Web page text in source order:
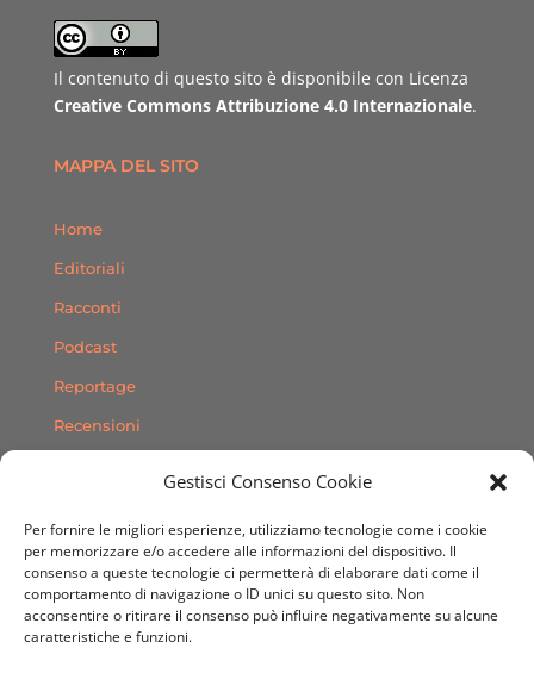
Gestisci Consenso Cookie
Per fornire le migliori esperienze, utilizziamo tecnologie come i cookie
per memorizzare e/o accedere alle informazioni del dispositivo. Il
consenso a queste tecnologie ci permetterà di elaborare dati come il
comportamento di navigazione o ID unici su questo sito. Non
acconsentire o ritirare il consenso può influire negativamente su alcune
caratteristiche e funzioni.
Il contenuto di questo sito è disponibile con Licenza
Creative Commons Attribuzione 4.0 Internazionale.
MAPPA DEL SITO
Home
Editoriali
Racconti
Podcast
Reportage
Recensioni
Contatti
SEGUICI SUI SOCIAL